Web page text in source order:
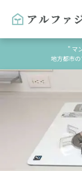
" マ
地方都市